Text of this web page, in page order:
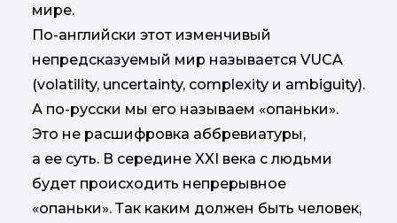
мире.
По-английски этот изменчивый
непредсказуемый мир называется VUCA
(volatility, uncertainty, complexity и ambiguity).
А по-русски мы его называем «опаньки».
Это не расшифровка аббревиатуры,
а ее суть. В середине XXI века с людьми
будет происходить непрерывное
«опаньки». Так каким должен быть человек,